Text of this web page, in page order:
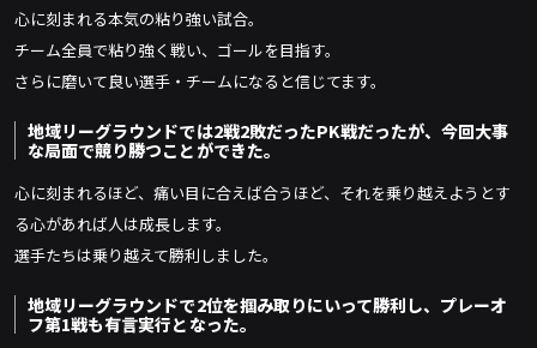
心に刻まれる本気の粘り強い試合。
チーム全員で粘り強く戦い、ゴールを目指す。
さらに磨いて良い選手・チームになると信じてます。
地域リーグラウンドでは2戦2敗だったPK戦だったが、今回大事
な局面で競り勝つことができた。
心に刻まれるほど、痛い目に合えば合うほど、それを乗り越えようとす
る心があれば人は成長します。
選手たちは乗り越えて勝利しました。
地域リーグラウンドで2位を掴み取りにいって勝利し、プレーオ
フ第1戦も有言実行となった。